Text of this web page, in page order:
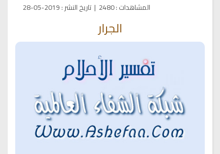
المشاهدات:
2480
| تاريخ النشر:
2019-05-28
الجرار